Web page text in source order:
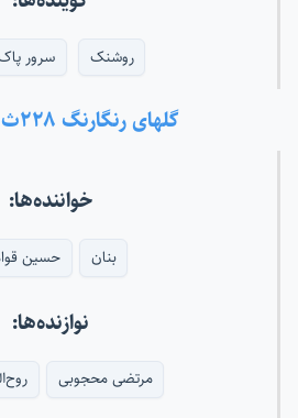
روشنک سرور
گلهای رنگارنگ ۲۲۸ث - افشاری
خواننده‌ها:
بنان حسین
نوازنده‌ها:
مرتضی محجوبی